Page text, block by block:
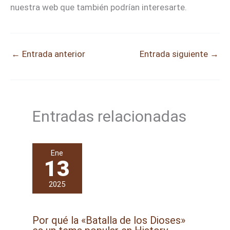
nuestra web que también podrían interesarte.
← Entrada anterior Entrada siguiente →
Entradas relacionadas
Ene
13
2025
Por qué la «Batalla de los Dioses»